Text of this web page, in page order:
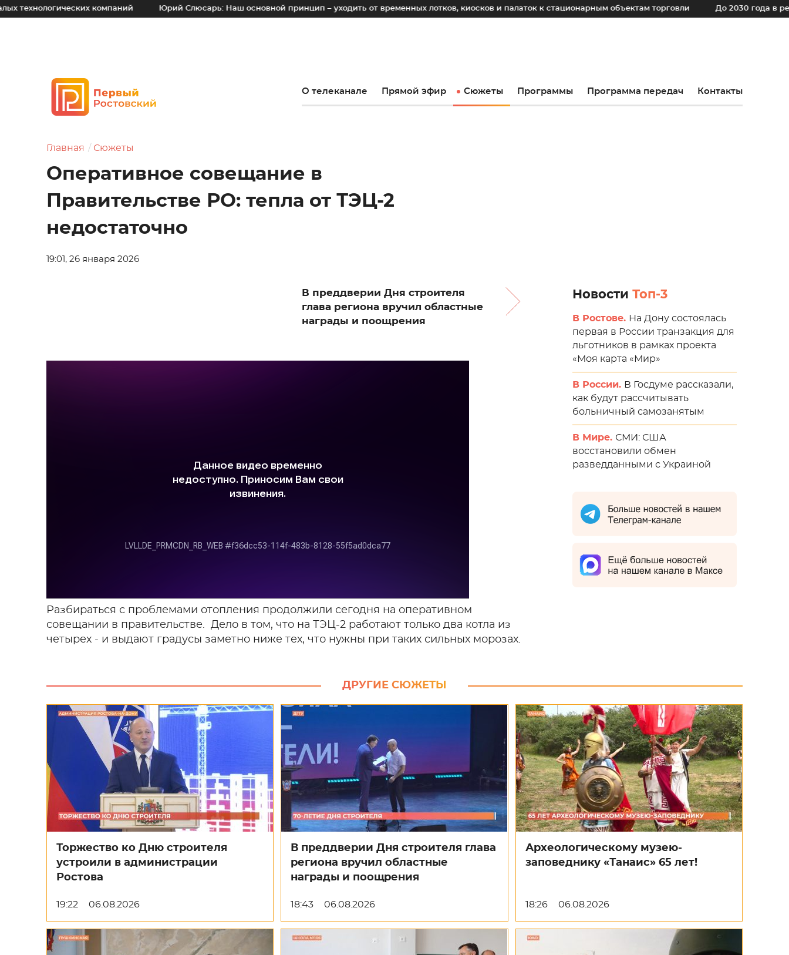
компаний Юрий Слюсарь: Наш основной принцип – уходить от временных лотков, киосков и палаток к стационарным объектам торговли До 2030 года в регионе
О телеканале Прямой эфир Сюжеты Программы Программа передач Контакты
Главная Сюжеты
Оперативное совещание в
Правительстве РО: тепла от ТЭЦ-2
недостаточно
19:01, 26 января 2026
В преддверии Дня строителя
глава региона вручил областные
награды и поощрения
Разбираться с проблемами отопления продолжили сегодня на оперативном
совещании в правительстве. Дело в том, что на ТЭЦ-2 работают только два котла из
четырех - и выдают градусы заметно ниже тех, что нужны при таких сильных морозах.
Новости Топ-3
В Ростове. На Дону состоялась
первая в России транзакция для
льготников в рамках проекта
«Моя карта «Мир»
В России. В Госдуме рассказали,
как будут рассчитывать
больничный самозанятым
В Мире. СМИ: США
восстановили обмен
разведданными с Украиной
ДРУГИЕ СЮЖЕТЫ
Торжество ко Дню строителя
устроили в администрации
Ростова
19:22 06.08.2026
В преддверии Дня строителя глава
региона вручил областные
награды и поощрения
18:43 06.08.2026
Археологическому музею-
заповеднику «Танаис» 65 лет!
18:26 06.08.2026